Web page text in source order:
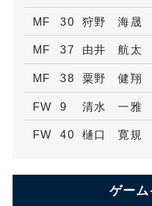
MF 30 狩野 海晟
MF 37 由井 航太
MF 38 粟野 健翔
FW 9 清水 一雅
FW 40 樋口 寛規
ゲーム